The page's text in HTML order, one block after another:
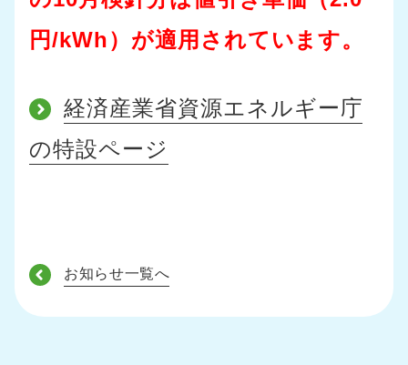
円/kWh）が適用されています。
経済産業省資源エネルギー庁
の特設ページ
お知らせ一覧へ